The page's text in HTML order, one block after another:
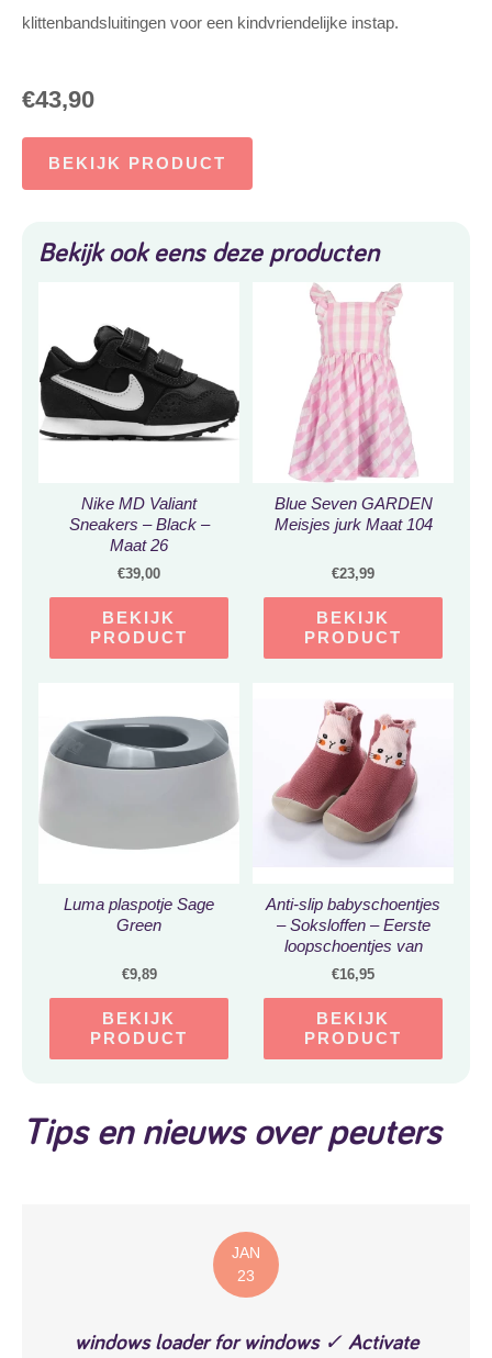
klittenbandsluitingen voor een kindvriendelijke instap.
€43,90
BEKIJK PRODUCT
Bekijk ook eens deze producten
Nike MD Valiant
Sneakers – Black –
Maat 26
€39,00
BEKIJK
PRODUCT
Blue Seven GARDEN
Meisjes jurk Maat 104
€23,99
BEKIJK
PRODUCT
Luma plaspotje Sage
Green
€9,89
BEKIJK
PRODUCT
Anti-slip babyschoentjes
– Soksloffen – Eerste
loopschoentjes van
Baby-Slofje – Oudroze
€16,95
BEKIJK
PRODUCT
Tips en nieuws over peuters
JAN
23
windows loader for windows ✓ Activate